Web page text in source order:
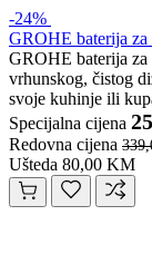
-24%
GROHE baterija
GROHE baterija
vrhunskog, čistog
svoje kuhinje ili
Specijalna cijena
Redovna cijena
Ušteda 80,00 KM